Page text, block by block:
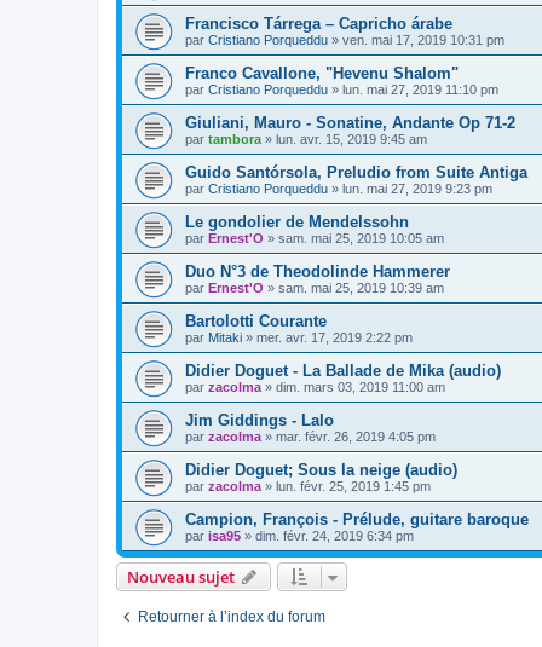
Francisco Tárrega – Capricho árabe
par Cristiano Porqueddu » ven. mai 17, 2019 10:31 pm
Franco Cavallone, "Hevenu Shalom"
par Cristiano Porqueddu » lun. mai 27, 2019 11:10 pm
Giuliani, Mauro - Sonatine, Andante Op 71-2
par tambora » lun. avr. 15, 2019 9:45 am
Guido Santórsola, Preludio from Suite Antiga
par Cristiano Porqueddu » lun. mai 27, 2019 9:23 pm
Le gondolier de Mendelssohn
par Ernest'O » sam. mai 25, 2019 10:05 am
Duo N°3 de Theodolinde Hammerer
par Ernest'O » sam. mai 25, 2019 10:39 am
Bartolotti Courante
par Mitaki » mer. avr. 17, 2019 2:22 pm
Didier Doguet - La Ballade de Mika (audio)
par zacolma » dim. mars 03, 2019 11:00 am
Jim Giddings - Lalo
par zacolma » mar. févr. 26, 2019 4:05 pm
Didier Doguet; Sous la neige (audio)
par zacolma » lun. févr. 25, 2019 1:45 pm
Campion, François - Prélude, guitare baroque
par isa95 » dim. févr. 24, 2019 6:34 pm
Nouveau sujet
Retourner à l’index du forum